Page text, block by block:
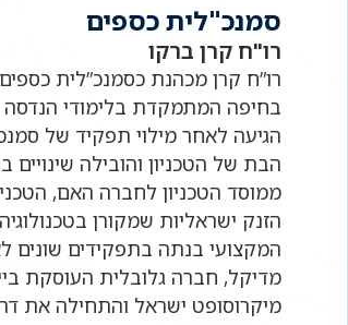
סמנכ"לית כספים
רו"ח קרן ברקו
רו”ח קרן מכהנת כסמנכ”לית
בחיפה המתמקדת בלימודי הנדסה
הגיעה לאחר מילוי תפקיד של
הבת של הטכניון והובילה
ממוסד הטכניון לחברה האם,
הזנק ישראליות שמקורן
המקצועי בנתה בתפקידים שונים
מדיקל, חברה גלובלית העוסקת
מיקרוסופט ישראל והתחילה את